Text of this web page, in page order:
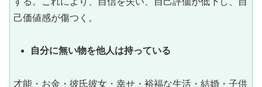
己価値感が傷つく。
自分に無い物を他人は持っている
才能・お金・彼氏彼女・幸せ・裕福な生活・結婚・子供